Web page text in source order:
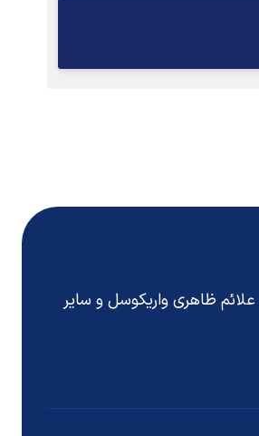
علائم ظاهری واریکوسلو سایر